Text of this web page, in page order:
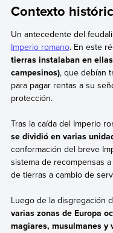
Contexto
Un antecedente del
Imperio romano. En este
tierras instalaban en
campesinos), que debían
para pagar rentas a su
protección.
Tras la caída del Imperio
se dividió en varias
conformación del breve
sistema de recompensas
de tierras a cambio de
Luego de la disgregación
varias zonas de Europa
magiares, musulmanes y